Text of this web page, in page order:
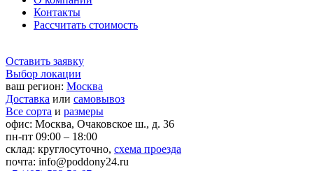
Контакты
Рассчитать стоимость
Оставить заявку
Выбор локации
ваш регион: Москва
Доставка или самовывоз
Все сорта и размеры
офис: Москва, Очаковское ш., д. 36
пн-пт 09:00 – 18:00
склад: круглосуточно, схема проезда
почта: info@poddony24.ru